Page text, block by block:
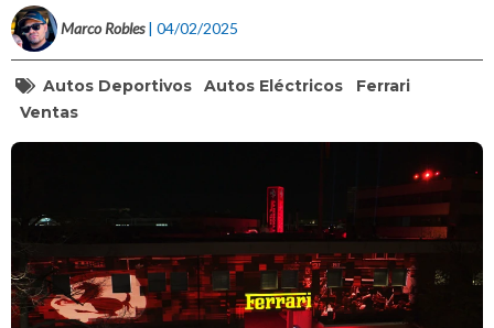
Marco Robles | 04/02/2025
Autos Deportivos Autos Eléctricos
Ferrari
Ventas